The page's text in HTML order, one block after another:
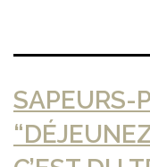
SAPEURS-